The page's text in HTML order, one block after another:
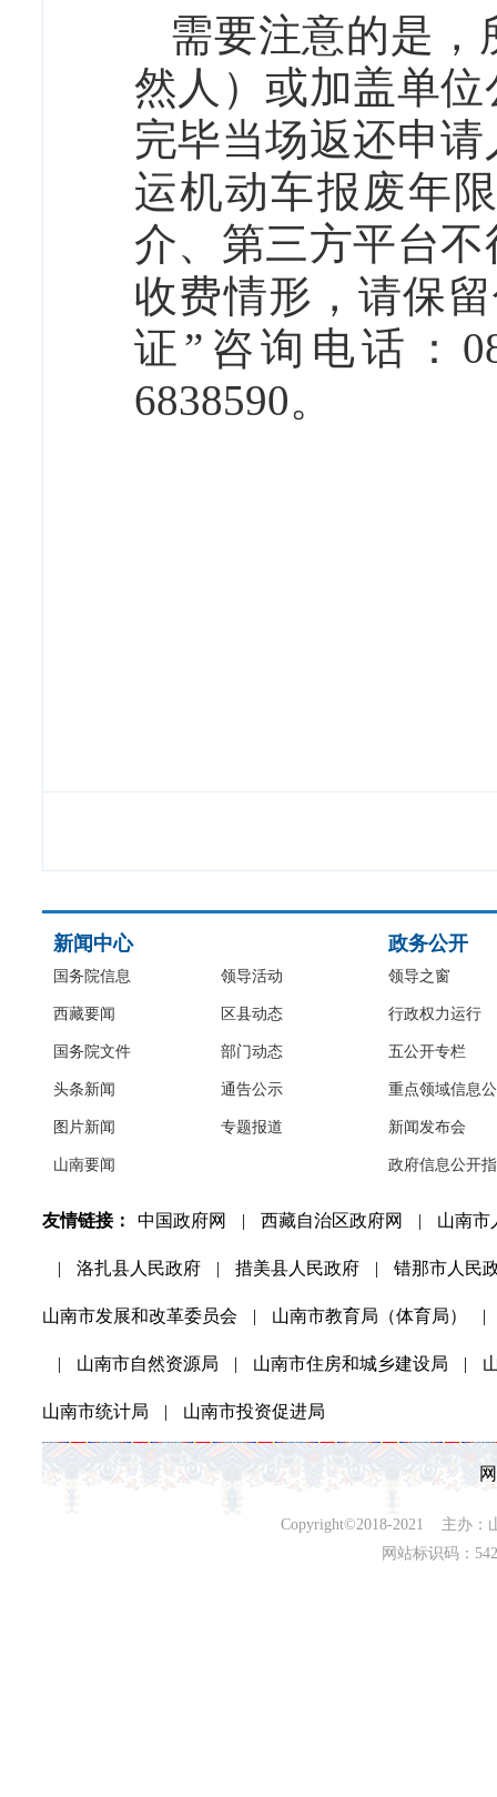
需要注意的是，
然人）或加盖单
完毕当场返还申
运机动车报废年
介、第三方平台
收费情形，请保
证”咨询电话：
6838590。
新闻中心
国务院信息
西藏要闻
国务院文件
头条新闻
图片新闻
山南要闻
领导活动
区县动态
部门动态
通告公示
专题报道
政务公开
领导之窗
行政权力运行
五公开专栏
重点领域信息
新闻发布会
政府信息公开
友情链接： 中国政府网 | 西藏自治区政府网 | 山南市
| 洛扎县人民政府 | 措美县人民政府 | 错那市人民
山南市发展和改革委员会 | 山南市教育局（体育局） |
| 山南市自然资源局 | 山南市住房和城乡建设局 |
山南市统计局 | 山南市投资促进局
Copyright©2018-2021 主办：
网站标识码：